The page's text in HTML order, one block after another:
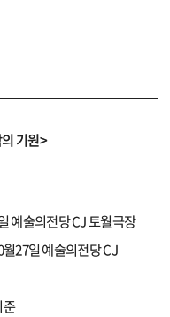
기원>
예술의전당 CJ 토월극장
27일 예술의전당 CJ